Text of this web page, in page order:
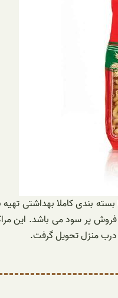
بسته بندی کاملا بهداشتی
فروش پر سود می باشد. این
درب منزل تحویل گرفت.